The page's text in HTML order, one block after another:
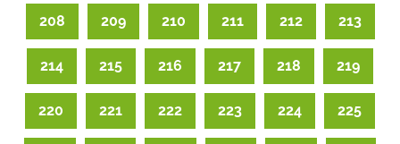
208 209 210 211 212 213
214 215 216 217 218 219
220 221 222 223 224 225